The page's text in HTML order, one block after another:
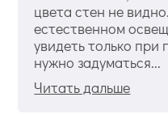
цвета стен не
естественном
увидеть только при
нужно задуматься...
Читать дальше